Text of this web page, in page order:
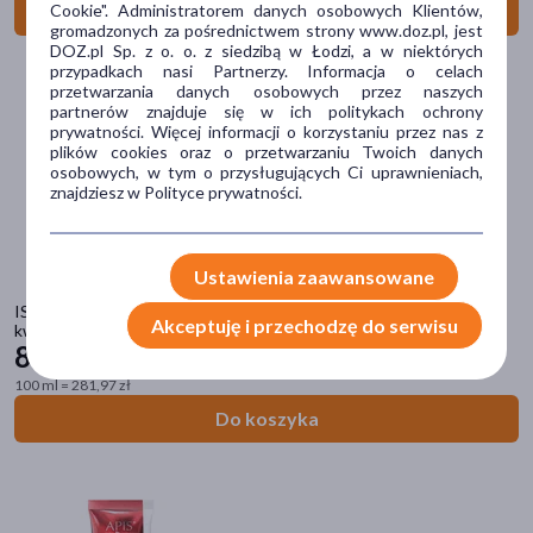
Do koszyka
ISISPHARMA GLYCO A Medium peeling, krem na noc z 12%
kwasem glikolowym, 30 ml
84
100 ml = 281,97 zł
Do koszyka
Marka
AA(1)
AXIS-Y(2)
Acnemy(1)
Aloesove (1)
Cookie". Administratorem danych osobowych Klientów,
gromadzonych za pośrednictwem strony www.doz.pl, jest
DOZ.pl Sp. z o. o. z siedzibą w Łodzi, a w niektórych
przypadkach nasi Partnerzy. Informacja o celach
przetwarzania danych osobowych przez naszych
partnerów znajduje się w ich politykach ochrony
prywatności. Więcej informacji o korzystaniu przez nas z
plików cookies oraz o przetwarzaniu Twoich danych
osobowych, w tym o przysługujących Ci uprawnieniach,
znajdziesz w Polityce prywatności.
Ustawienia zaawansowane
Akceptuję i przechodzę do serwisu